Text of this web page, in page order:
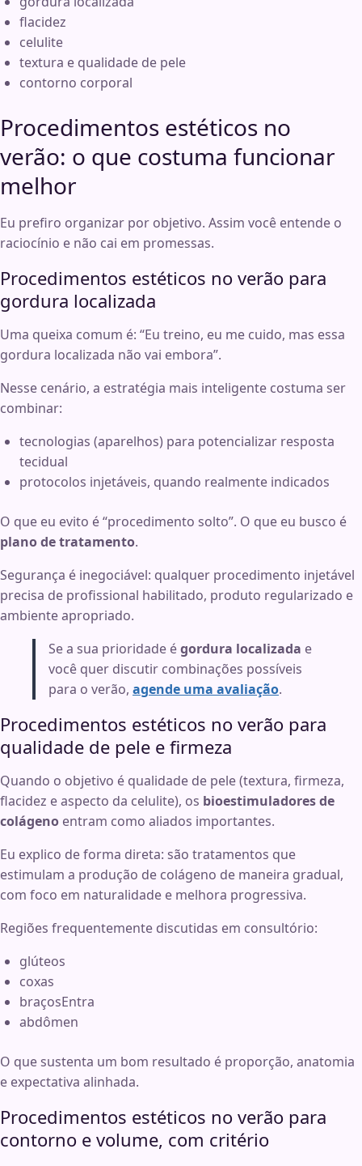
flacidez
celulite
textura e qualidade de pele
contorno corporal
Procedimentos estéticos no
verão: o que costuma funcionar
melhor
Eu prefiro organizar por objetivo. Assim você entende o
raciocínio e não cai em promessas.
Procedimentos estéticos no verão para
gordura localizada
Uma queixa comum é: “Eu treino, eu me cuido, mas essa
gordura localizada não vai embora”.
Nesse cenário, a estratégia mais inteligente costuma ser
combinar:
tecnologias (aparelhos) para potencializar resposta
tecidual
protocolos injetáveis, quando realmente indicados
O que eu evito é “procedimento solto”. O que eu busco é
plano de tratamento.
Segurança é inegociável: qualquer procedimento injetável
precisa de profissional habilitado, produto regularizado e
ambiente apropriado.
Se a sua prioridade égordura localizada e
você quer discutir combinações possíveis
para o verão, agende uma avaliação.
Procedimentos estéticos no verão para
qualidade de pele e firmeza
Quando o objetivo é qualidade de pele (textura, firmeza,
flacidez e aspecto da celulite), os bioestimuladores de
colágeno entram como aliados importantes.
Eu explico de forma direta: são tratamentos que
estimulam a produção de colágeno de maneira gradual,
com foco em naturalidade e melhora progressiva.
Regiões frequentemente discutidas em consultório:
glúteos
coxas
braçosEntra
abdômen
O que sustenta um bom resultado é proporção, anatomia
e expectativa alinhada.
Procedimentos estéticos no verão para
contorno e volume, com critério